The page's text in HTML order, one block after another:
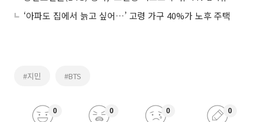
‘아파도 집에서 늙고 싶어…’ 고령 가구 40%가 노후 주택
#지민 #BTS
0 0 0 0